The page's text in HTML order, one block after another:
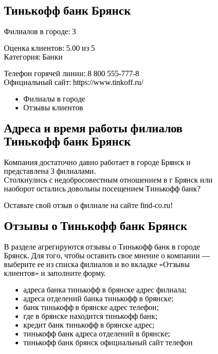
Тинькофф банк Брянск
Филиалов в городе: 3
Оценка клиентов: 5.00 из 5
Категория: Банки
Телефон горячей линии: 8 800 555-777-8
Официальный сайт: https://www.tinkoff.ru/
Филиалы в городе
Отзывы клиентов
Адреса и время работы филиалов
Тинькофф банк Брянск
Компания достаточно давно работает в городе Брянск и
представлена 3 филиалами.
Столкнулись с недобросовестным отношением в г Брянск или
наоборот остались довольны посещением Тинькофф банк?
Оставьте свой отзыв о филиале на сайте find-co.ru!
Отзывы о Тинькофф банк Брянск
В разделе агрегируются отзывы о Тинькофф банк в городе
Брянск. Для того, чтобы оставить свое мнение о компании —
выберите ее из списка филиалов и во вкладке «Отзывы
клиентов» и заполните форму.
адреса банка тинькофф в брянске адрес филиала;
адреса отделений банка тинькофф в брянске;
банк тинькофф в брянске адрес телефон;
где в брянске находится тинькофф банк;
кредит банк тинькофф в брянске адрес;
тинькофф банк адреса отделений в брянске;
тинькофф банк брянск официальный сайт телефон